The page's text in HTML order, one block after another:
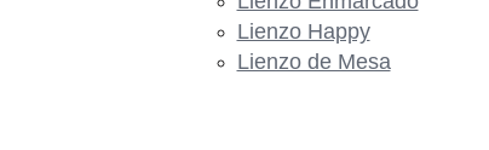
Lienzo Happy
Lienzo de Mesa